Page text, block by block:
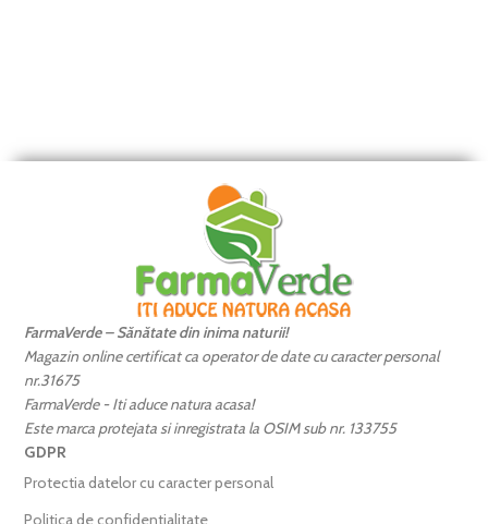
FarmaVerde – Sănătate din inima naturii!
Magazin online certificat ca operator de date cu caracter personal
nr.31675
FarmaVerde - Iti aduce natura acasa!
Este marca protejata si inregistrata la OSIM sub nr. 133755
GDPR
Protectia datelor cu caracter personal
Politica de confidentialitate